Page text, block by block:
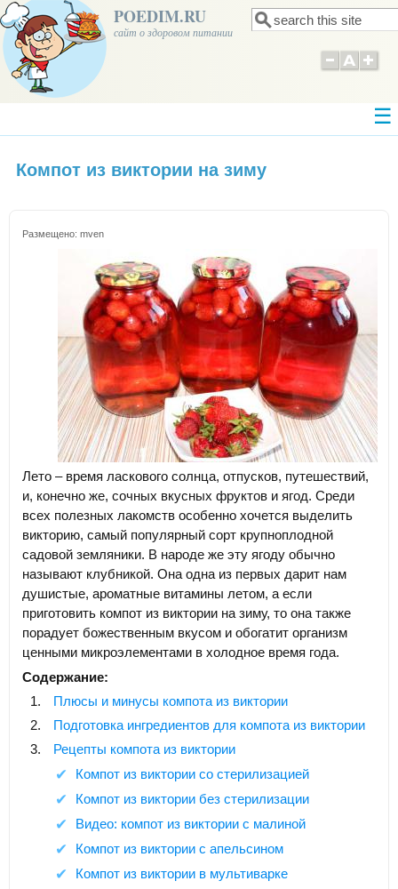
POEDIM.RU
сайт о здоровом питании Форма поиска
Поиск
Компот из виктории на зиму
Размещено: mven
Лето – время ласкового солнца, отпусков, путешествий,
и, конечно же, сочных вкусных фруктов и ягод. Среди
всех полезных лакомств особенно хочется выделить
викторию, самый популярный сорт крупноплодной
садовой земляники. В народе же эту ягоду обычно
называют клубникой. Она одна из первых дарит нам
душистые, ароматные витамины летом, а если
приготовить компот из виктории на зиму, то она также
порадует божественным вкусом и обогатит организм
ценными микроэлементами в холодное время года.
Содержание:
Плюсы и минусы компота из виктории
Подготовка ингредиентов для компота из виктории
Рецепты компота из виктории
Компот из виктории со стерилизацией
Компот из виктории без стерилизации
Видео: компот из виктории с малиной
Компот из виктории с апельсином
Компот из виктории в мультиварке